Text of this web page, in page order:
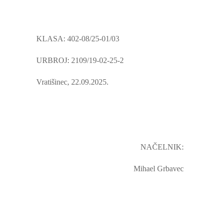
KLASA: 402-08/25-01/03
URBROJ: 2109/19-02-25-2
Vratišinec, 22.09.2025.
NAČELNIK:
Mihael Grbavec